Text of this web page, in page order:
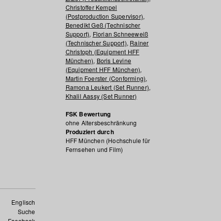
Christoffer Kempel
(Postproduction Supervisor),
Benedikt Geß (Technischer
Support), Florian Schneeweiß
(Technischer Support), Rainer
Christoph (Equipment HFF
München), Boris Levine
(Equipment HFF München),
Martin Foerster (Conforming),
Ramona Leukert (Set Runner),
Khalil Aassy (Set Runner)
FSK Bewertung
ohne Altersbeschränkung
Produziert durch
HFF München (Hochschule für
Fernsehen und Film)
Englisch
Suche